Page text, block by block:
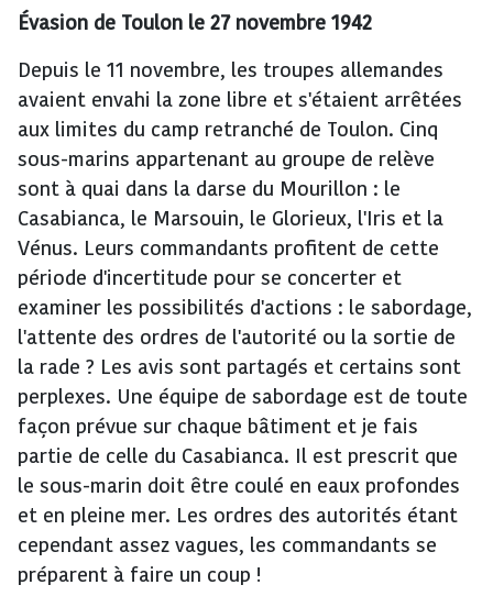
Évasion de Toulon le 27 novembre 1942
Depuis le 11 novembre, les troupes allemandes
avaient envahi la zone libre et s'étaient arrêtées
aux limites du camp retranché de Toulon. Cinq
sous-marins appartenant au groupe de relève
sont à quai dans la darse du Mourillon : le
Casabianca, le Marsouin, le Glorieux, l'Iris et la
Vénus. Leurs commandants profitent de cette
période d'incertitude pour se concerter et
examiner les possibilités d'actions : le sabordage,
l'attente des ordres de l'autorité ou la sortie de
la rade ? Les avis sont partagés et certains sont
perplexes. Une équipe de sabordage est de toute
façon prévue sur chaque bâtiment et je fais
partie de celle du Casabianca. Il est prescrit que
le sous-marin doit être coulé en eaux profondes
et en pleine mer. Les ordres des autorités étant
cependant assez vagues, les commandants se
préparent à faire un coup !